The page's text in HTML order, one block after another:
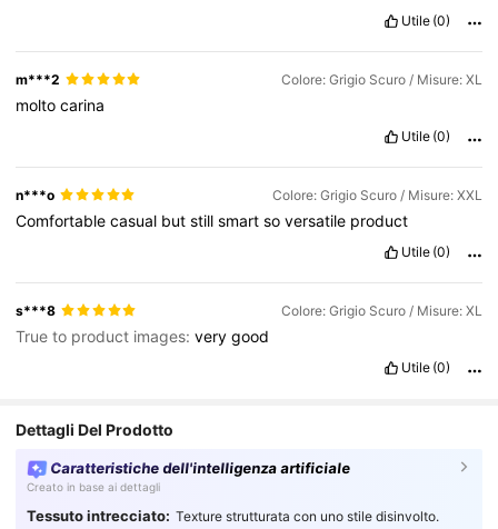
Utile (0)
m***2 Colore: Grigio Scuro / Misure: XL
moltocarina
Utile (0)
n***o Colore: Grigio Scuro / Misure: XXL
Comfortablecasual butstillsmartsoversatile product
Utile (0)
s***8 Colore: Grigio Scuro / Misure: XL
True to product images:verygood
Utile (0)
Dettagli Del Prodotto
Caratteristiche dell'intelligenza artificiale
Creato in base ai dettagli
Tessuto intrecciato: Texture strutturata con uno stile disinvolto.